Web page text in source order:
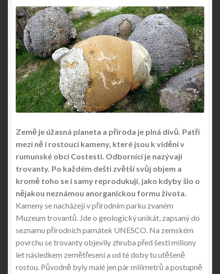
Země je úžasná planeta a příroda je plná divů. Patří
mezi ně i rostoucí kameny, které jsou k vidění v
rumunské obci Costesti. Odborníci je nazývají
trovanty. Po každém dešti zvětší svůj objem a
kromě toho se i samy reprodukují, jako kdyby šlo o
nějakou neznámou anorganickou formu života.
Kameny se nacházejí v přírodním parku zvaném
Muzeum trovantů. Jde o geologický unikát, zapsaný do
seznamu přírodních památek UNESCO. Na zemském
povrchu se trovanty objevily zhruba před šesti miliony
let následkem zemětřesení a od té doby tu utěšeně
rostou. Původně byly malé jen pár milimetrů a postupně